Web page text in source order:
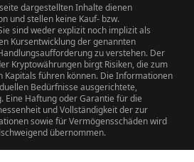
dargestellten Inhalte dienen
und stellen keine Kauf- bzw.
sind weder explizit noch implizit als
Kursentwicklung der genannten
zu verstehen. Der
Kryptowährungen birgt Risiken, die zum
Kapitals führen können. Die Informationen
Bedürfnisse ausgerichtete,
Eine Haftung oder Garantie für die
und Vollständigkeit der zur
sowie für Vermögensschäden wird
übernommen.